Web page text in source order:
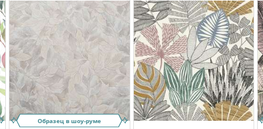
Образец в шоу-руме